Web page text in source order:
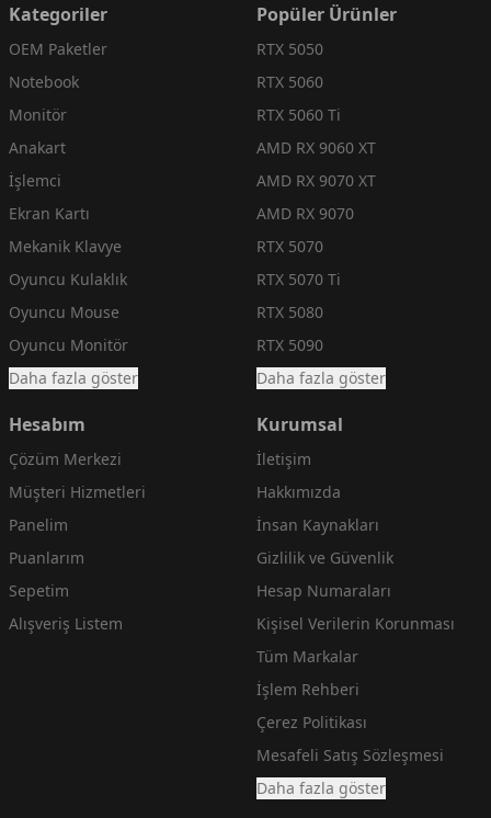
Kategoriler
OEM Paketler
Notebook
Monitör
Anakart
İşlemci
Ekran Kartı
Mekanik Klavye
Oyuncu Kulaklık
Oyuncu Mouse
Oyuncu Monitör
Daha fazla göster
Popüler Ürünler
RTX 5050
RTX 5060
RTX 5060 Ti
AMD RX 9060 XT
AMD RX 9070 XT
AMD RX 9070
RTX 5070
RTX 5070 Ti
RTX 5080
RTX 5090
Daha fazla göster
Hesabım
Çözüm Merkezi
Müşteri Hizmetleri
Panelim
Puanlarım
Sepetim
Alışveriş Listem
Kurumsal
İletişim
Hakkımızda
İnsan Kaynakları
Gizlilik ve Güvenlik
Hesap Numaraları
Kişisel Verilerin Korunması
Tüm Markalar
İşlem Rehberi
Çerez Politikası
Mesafeli Satış Sözleşmesi
Daha fazla göster